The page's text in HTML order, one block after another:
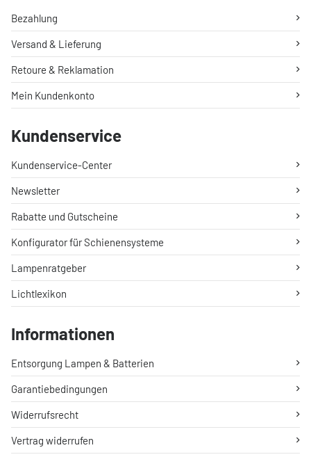
Bezahlung
Versand & Lieferung
Retoure & Reklamation
Mein Kundenkonto
Kundenservice
Kundenservice-Center
Newsletter
Rabatte und Gutscheine
Konfigurator für Schienensysteme
Lampenratgeber
Lichtlexikon
Informationen
Entsorgung Lampen & Batterien
Garantiebedingungen
Widerrufsrecht
Vertrag widerrufen